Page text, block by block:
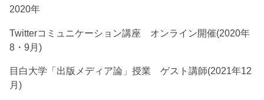
2020年
Twitterコミュニケーション講座 オンライン開催(2020年
8・9月)
目白大学「出版メディア論」授業 ゲスト講師(2021年12
月)